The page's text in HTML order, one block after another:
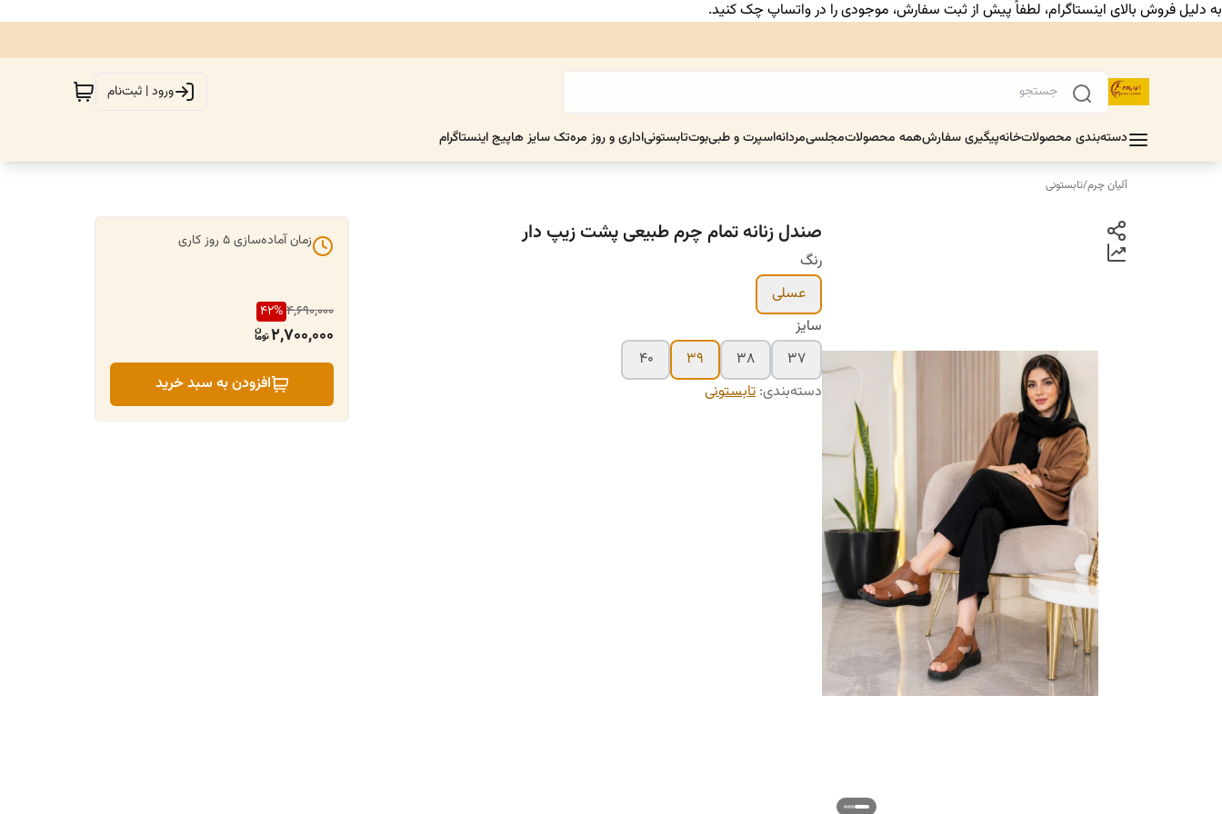
به دلیل فروش بالای اینستاگرام، لطفاً پیش از ثبت سفارش، موجودی را در واتساپ چک کنید.
ورود | ثبت‌نام
دسته‌بندی محصولاتخانهپیگیری سفارشهمه محصولاتمجلسیمردانهاسپرت و طبیبوتتابستونیاداری و روز مرهتک سایز هاپیج اینستاگرام
آلیان چرم/تابستونی
صندل زنانه تمام چرم طبیعی پشت زیپ دار
رنگ
عسلی
سایز
۳۷
۳۸ ۳۹
۴۰
دسته‌بندی: تابستونی
زمان آماده‌سازی5 روز کاری
4,690,000
42%
2,700,000
افزودن به سبد خرید